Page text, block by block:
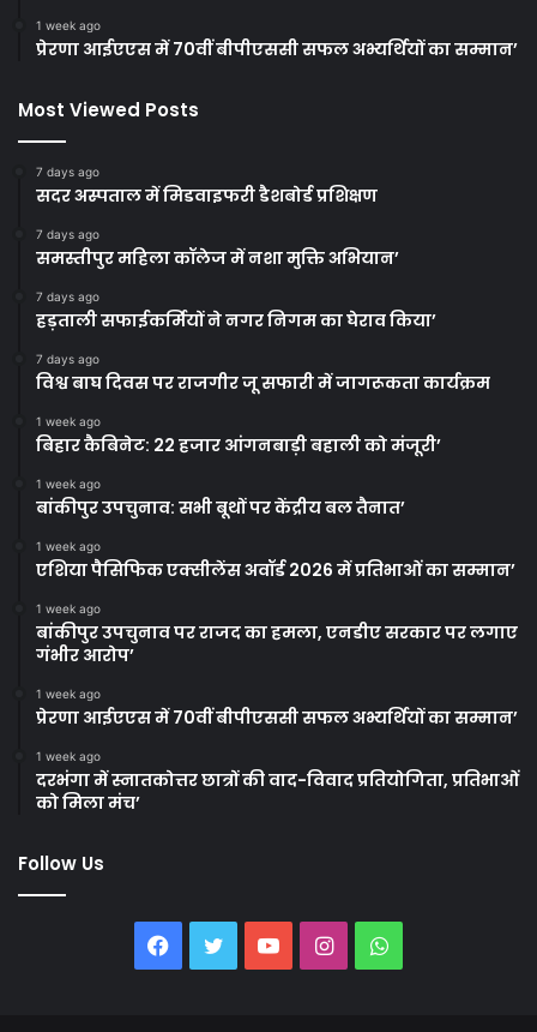
1 week ago
प्रेरणा आईएएस में 70वीं बीपीएससी सफल अभ्यर्थियों का सम्मान’
Most Viewed Posts
7 days ago
सदर अस्पताल में मिडवाइफरी डैशबोर्ड प्रशिक्षण
7 days ago
समस्तीपुर महिला कॉलेज में नशा मुक्ति अभियान’
7 days ago
हड़ताली सफाईकर्मियों ने नगर निगम का घेराव किया’
7 days ago
विश्व बाघ दिवस पर राजगीर जू सफारी में जागरूकता कार्यक्रम
1 week ago
बिहार कैबिनेट: 22 हजार आंगनबाड़ी बहाली को मंजूरी’
1 week ago
बांकीपुर उपचुनाव: सभी बूथों पर केंद्रीय बल तैनात’
1 week ago
एशिया पैसिफिक एक्सीलेंस अवॉर्ड 2026 में प्रतिभाओं का सम्मान’
1 week ago
बांकीपुर उपचुनाव पर राजद का हमला, एनडीए सरकार पर लगाए
गंभीर आरोप’
1 week ago
प्रेरणा आईएएस में 70वीं बीपीएससी सफल अभ्यर्थियों का सम्मान’
1 week ago
दरभंगा में स्नातकोत्तर छात्रों की वाद-विवाद प्रतियोगिता, प्रतिभाओं
को मिला मंच’
Follow Us
Facebook
TwitterYouTubeInstagramWhatsApp